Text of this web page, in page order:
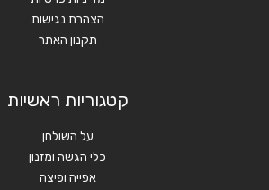
הצהרת נגישות
תקנון האתר
קטגוריות ראשיות
על השולחן
כלי הגשה ומזנון
אפייה ופיצה